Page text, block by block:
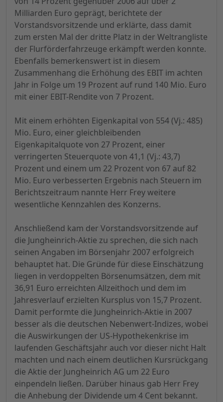
Milliarden Euro geprägt, berichtete der
Vorstandsvorsitzende und erklärte, dass damit
zum ersten Mal der dritte Platz in der Weltrangliste
der Flurförderfahrzeuge erkämpft werden konnte.
Ebenfalls bemerkenswert ist in diesem
Zusammenhang die Erhöhung des EBIT im achten
Jahr in Folge um 19 Prozent auf rund 140 Mio. Euro
mit einer EBIT-Rendite von 7 Prozent.
Mit einem erhöhten Eigenkapital von 554 (Vj.: 485)
Mio. Euro, einer gleichbleibenden
Eigenkapitalquote von 27 Prozent, einer
verringerten Steuerquote von 41,1 (Vj.: 43,7)
Prozent und einem um 22 Prozent von 67 auf 82
Mio. Euro verbesserten Ergebnis nach Steuern im
Berichtszeitraum nannte Herr Frey weitere
wesentliche Kennzahlen des Konzerns.
Anschließend kam der Vorstandsvorsitzende auf
die Jungheinrich-Aktie zu sprechen, die sich nach
seinen Angaben im Börsenjahr 2007 erfolgreich
behauptet hat. Die Gründe für diese Einschätzung
liegen in verdoppelten Börsenumsätzen, dem mit
36,91 Euro erreichten Allzeithoch und dem im
Jahresverlauf erzielten Kursplus von 15,7 Prozent.
Damit performte die Jungheinrich-Aktie in 2007
besser als die deutschen Nebenwert-Indizes, wobei
die Auswirkungen der US-Hypothekenkrise im
laufenden Geschäftsjahr auch vor dieser nicht Halt
machten und nach einem deutlichen Kursrückgang
die Aktie der Jungheinrich AG um 22 Euro
einpendeln ließen. Darüber hinaus gab Herr Frey
die Anhebung der Dividende um 4 Cent bekannt.